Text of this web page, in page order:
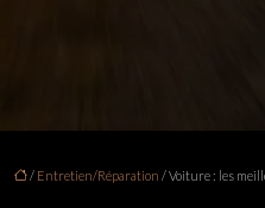
/ Entretien/Réparation / Voiture : les